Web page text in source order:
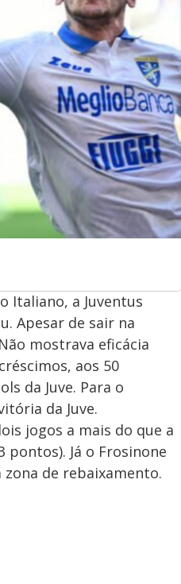
Italiano, a Juventus
Apesar de sair na
mostrava eficácia
aos 50
da Juve. Para o
da Juve.
jogos a mais do que a
Já o Frosinone
de rebaixamento.